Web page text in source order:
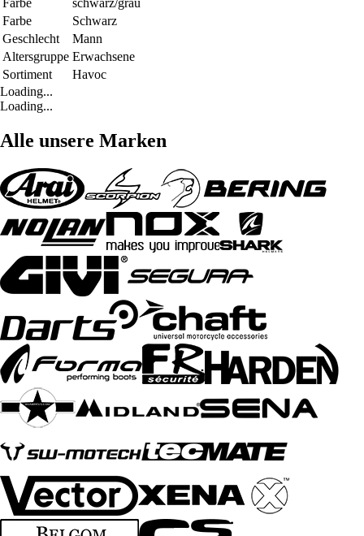
Farbe
Schwarz
Geschlecht
Mann
Altersgruppe Erwachsene
Sortiment
Havoc
Loading...
Loading...
Alle unsere Marken